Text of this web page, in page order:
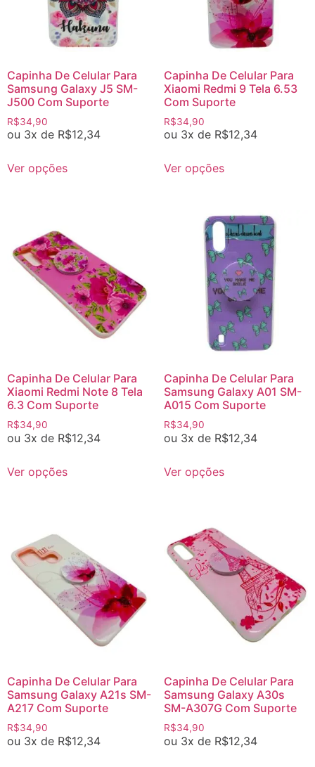
Capinha De Celular Para
Samsung Galaxy J5 SM-
J500 Com Suporte
R$34,90
ou 3x de R$12,34
Ver opções
Capinha De Celular Para
Xiaomi Redmi 9 Tela 6.53
Com Suporte
R$34,90
ou 3x de R$12,34
Ver opções
Capinha De Celular Para
Xiaomi Redmi Note 8 Tela
6.3 Com Suporte
R$34,90
ou 3x de R$12,34
Ver opções
Capinha De Celular Para
Samsung Galaxy A01 SM-
A015 Com Suporte
R$34,90
ou 3x de R$12,34
Ver opções
Capinha De Celular Para
Samsung Galaxy A21s SM-
A217 Com Suporte
R$34,90
ou 3x de R$12,34
Capinha De Celular Para
Samsung Galaxy A30s
SM-A307G Com Suporte
R$34,90
ou 3x de R$12,34